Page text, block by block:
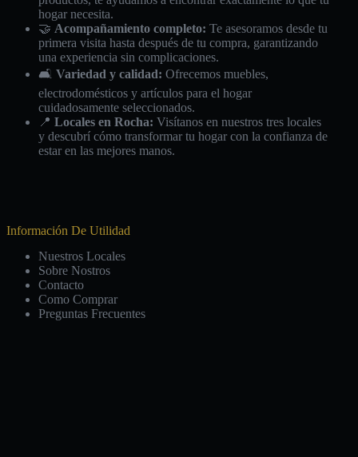
hogar necesita.
🤝 Acompañamiento completo: Te asesoramos desde tu
primera visita hasta después de tu compra, garantizando
una experiencia sin complicaciones.
🛋️ Variedad y calidad: Ofrecemos muebles,
electrodomésticos y artículos para el hogar
cuidadosamente seleccionados.
📍 Locales en Rocha: Visítanos en nuestros tres locales
y descubrí cómo transformar tu hogar con la confianza de
estar en las mejores manos.
Información De Utilidad
Nuestros Locales
Sobre Nostros
Contacto
Como Comprar
Preguntas Frecuentes